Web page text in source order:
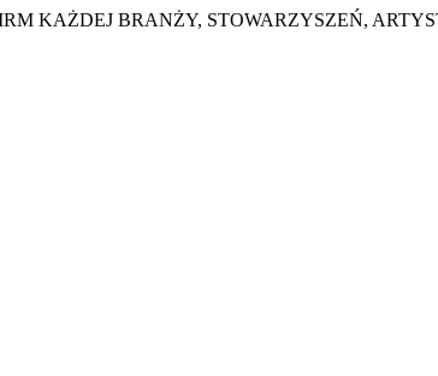
KAŻDEJ BRANŻY, STOWARZYSZEŃ,